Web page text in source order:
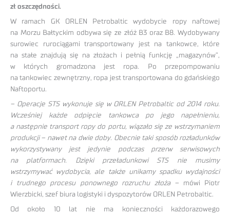
zł oszczędności.
W ramach GK ORLEN Petrobaltic wydobycie ropy naftowej
na Morzu Bałtyckim odbywa się ze złóż B3 oraz B8. Wydobywany
surowiec rurociągami transportowany jest na tankowce, które
na stałe znajdują się na złożach i pełnią funkcję „magazynów”,
w których gromadzona jest ropa. Po przepompowaniu
na tankowiec zewnętrzny, ropa jest transportowana do gdańskiego
Naftoportu.
– Operacje STS wykonuje się w ORLEN Petrobaltic od 2014 roku.
Wcześniej każde odpięcie tankowca po jego napełnieniu,
a następnie transport ropy do portu, wiązało się ze wstrzymaniem
produkcji – nawet na dwie doby. Obecnie taki sposób rozładunków
wykorzystywany jest jedynie podczas przerw serwisowych
na platformach. Dzięki przeładunkowi STS nie musimy
wstrzymywać wydobycia, ale także unikamy spadku wydajności
i trudnego procesu ponownego rozruchu złoża – mówi Piotr
Wierzbicki, szef biura logistyki i dyspozytorów ORLEN Petrobaltic.
Od około 10 lat nie ma konieczności każdorazowego